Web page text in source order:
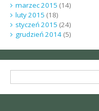
marzec 2015 (14)
luty 2015 (18)
styczeń 2015 (24)
grudzień 2014(5)